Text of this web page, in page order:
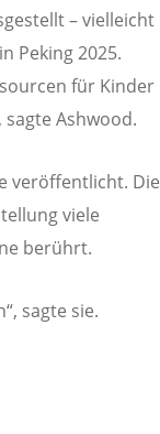
– vielleicht
Peking 2025.
für Kinder
Ashwood.
veröffentlicht. Die
viele
berührt.
sagte sie.